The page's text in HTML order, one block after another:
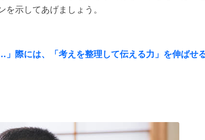
示してあげましょう。
際には、「考えを整理して伝える力」を伸ばせ